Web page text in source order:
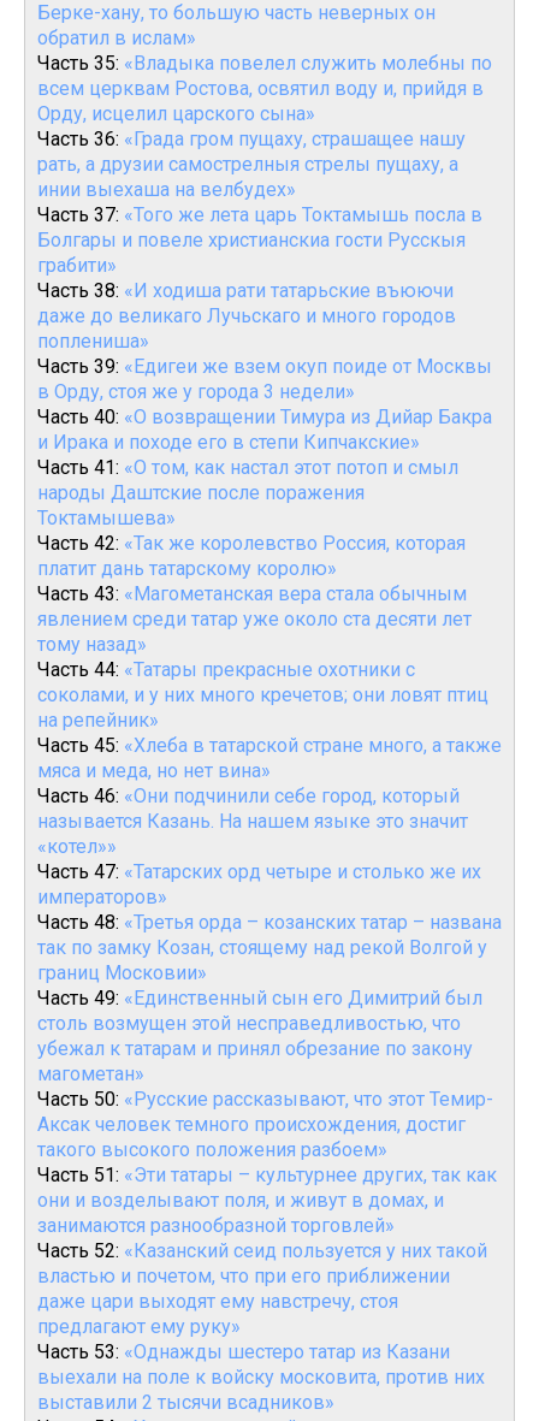
Берке-хану, то большую часть неверных он
обратил в ислам»
Часть 35: «Владыка повелел служить молебны по
всем церквам Ростова, освятил воду и, прийдя в
Орду, исцелил царского сына»
Часть 36: «Града гром пущаху, страшащее нашу
рать, а друзии самострелныя стрелы пущаху, а
инии выехаша на велбудех»
Часть 37: «Того же лета царь Токтамышь посла в
Болгары и повеле христианскиа гости Русскыя
грабити»
Часть 38: «И ходиша рати татарьские въюючи
даже до великаго Лучьскаго и много городов
поплениша»
Часть 39: «Едигеи же взем окуп поиде от Москвы
в Орду, стоя же у города 3 недели»
Часть 40: «О возвращении Тимура из Дийар Бакра
и Ирака и походе его в степи Кипчакские»
Часть 41: «О том, как настал этот потоп и смыл
народы Даштские после поражения
Токтамышева»
Часть 42: «Так же королевство Россия, которая
платит дань татарскому королю»
Часть 43: «Магометанская вера стала обычным
явлением среди татар уже около ста десяти лет
тому назад»
Часть 44: «Татары прекрасные охотники с
соколами, и у них много кречетов; они ловят птиц
на репейник»
Часть 45: «Хлеба в татарской стране много, а также
мяса и меда, но нет вина»
Часть 46: «Они подчинили себе город, который
называется Казань. На нашем языке это значит
«котел»»
Часть 47: «Татарских орд четыре и столько же их
императоров»
Часть 48: «Третья орда – козанских татар – названа
так по замку Козан, стоящему над рекой Волгой у
границ Московии»
Часть 49: «Единственный сын его Димитрий был
столь возмущен этой несправедливостью, что
убежал к татарам и принял обрезание по закону
магометан»
Часть 50: «Русские рассказывают, что этот Темир-
Аксак человек темного происхождения, достиг
такого высокого положения разбоем»
Часть 51: «Эти татары – культурнее других, так как
они и возделывают поля, и живут в домах, и
занимаются разнообразной торговлей»
Часть 52: «Казанский сеид пользуется у них такой
властью и почетом, что при его приближении
даже цари выходят ему навстречу, стоя
предлагают ему руку»
Часть 53: «Однажды шестеро татар из Казани
выехали на поле к войску московита, против них
выставили 2 тысячи всадников»